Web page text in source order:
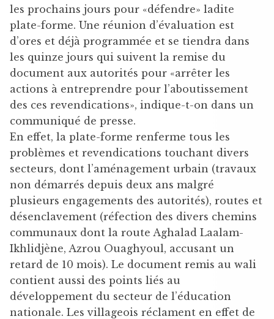
les prochains jours pour «défendre» ladite
plate-forme. Une réunion d’évaluation est
d’ores et déjà programmée et se tiendra dans
les quinze jours qui suivent la remise du
document aux autorités pour «arrêter les
actions à entreprendre pour l’aboutissement
des ces revendications», indique-t-on dans un
communiqué de presse.
En effet, la plate-forme renferme tous les
problèmes et revendications touchant divers
secteurs, dont l’aménagement urbain (travaux
non démarrés depuis deux ans malgré
plusieurs engagements des autorités), routes et
désenclavement (réfection des divers chemins
communaux dont la route Aghalad Laalam-
Ikhlidjène, Azrou Ouaghyoul, accusant un
retard de 10 mois). Le document remis au wali
contient aussi des points liés au
développement du secteur de l’éducation
nationale. Les villageois réclament en effet de